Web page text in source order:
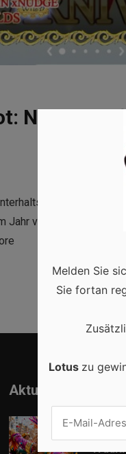
Nicht nur
Zeiten
vermissen, doch
Aktuell
Melden Sie
Sie fortan
Lotus zu